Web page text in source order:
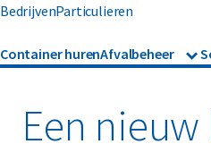
BedrijvenParticulieren
Container hurenAfvalbeheer
Banden
HoutEen